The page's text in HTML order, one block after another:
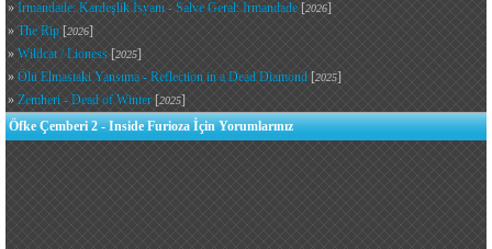
» Irmandade: Kardeşlik İsyanı - Salve Geral: Irmandade [2026]
» The Rip [2026]
» Wildcat / Lioness [2025]
» Ölü Elmastaki Yansıma - Reflection in a Dead Diamond [2025]
» Zemheri - Dead of Winter [2025]
Öfke Çemberi 2 - Inside Furioza İçin Yorumlarınız